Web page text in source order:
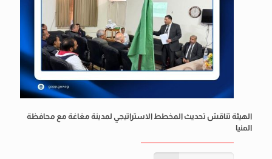
الهيئة تناقش تحديث المخطط الاستراتيجي لمدينة مغاغة مع محافظة
المنيا